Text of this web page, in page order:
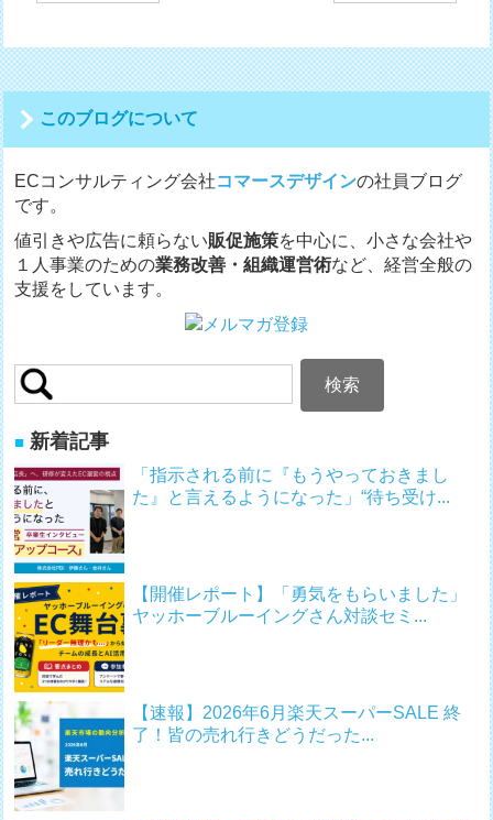
ナ
ビ
ゲ
ー
シ
ョ
ン
このブログについて
ECコンサルティング会社コマースデザインの社員ブログ
です。
値引きや広告に頼らない販促施策を中心に、小さな会社や
１人事業のための業務改善・組織運営術など、経営全般の
支援をしています。
検
索:
新着記事
「指示される前に『もうやっておきまし
た』と言えるようになった」“待ち受け...
【開催レポート】「勇気をもらいました」
ヤッホーブルーイングさん対談セミ...
【速報】2026年6月楽天スーパーSALE 終
了！皆の売れ行きどうだった...